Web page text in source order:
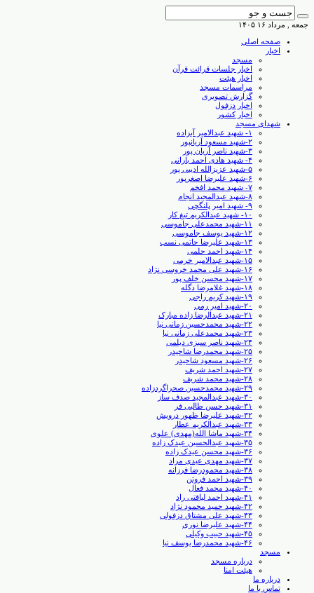
جمعه , مرداد ۱۶ ۱۴۰۵
صفحه اصلی
اخبار
مسجد
اخبار جلسات قرائت قرآن
اخبار هیئت
مراسمات مسجد
گزارش تصویری
اخبار دزفول
اخبار کشور
شهدای مسجد
۱- شهید عبدالامیر آبزاده
۲-شهید مسعود آریانپور
۳-شهید ناصر آریان پور
۴- شهید هادی احمد بارانی
۵-شهید عزیزالله ادیبی پور
۶-شهید علیرضا اصغرپور
۷- شهید محمد افخم
۸-شهید عبدالمجید انجام
۹- شهید امیر پلنگچی
۱۰- شهید عبدالکریم تیغ کار
۱۱-شهید محمدعلی جاموسی
۱۲-شهید یوسف جاموسی
۱۳-شهید علیرضا حاتمی نسب
۱۴-شهید احمد حلمی
۱۵-شهید عبدالامیر خرمی
۱۶-شهید علی محمد خروسی نژاد
۱۷-شهید محسن خلف پور
۱۸-شهید غلامرضا دگله
۱۹-شهید کریم راجی
۲۰-شهید امیر رمی
۲۱-شهید عبدالرضا زاده مبارک
۲۲-شهید محمدحسین زمانی نیا
۲۳-شهید محمدعلی زمانی نیا
۲۴-شهید ناصر سبزی دیلمی
۲۵-شهید محمدرضا شاحیدر
۲۶-شهید مسعود شاحیدر
۲۷-شهید احمد شریف
۲۸-شهید محمد شریف
۲۹-شهید محمدحسین صحراگردزاده
۳۰-شهید عبدالمجید صدف ساز
۳۱-شهید حسن طالبی ‏فر
۳۲-شهید علیرضا ظهور درویش
۳۳-شهید عبدالکریم عطار
۳۴-شهید ماشا الله(مهدی) علوی
۳۵-شهید عبدالحسین عیدک زاده
۳۶-شهید محسن عیدک زاده
۳۷-شهید مهدی عیدی مراد
۳۸-شهید محمودرضا فرزانه
۳۹-شهید احمد فروتن
۴۰-شهید محمد فعال
۴۱-شهید احمد لیاقتی راد
۴۲-شهید حمید محمود نژاد
۴۳-شهید علی مشتاق دزفولی
۴۴-شهید علیرضا نوری
۴۵-شهید حبیب وکیلی
۴۶-شهید محمدرضا یوسف نیا
مسجد
درباره مسجد
هیئت امنا
درباره ما
تماس با ما